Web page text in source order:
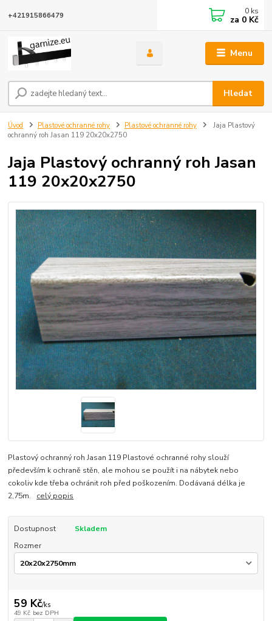
Menu
Hledat
+421915866479 0 ks
za 0 Kč
Úvod Plastové ochranné rohy Plastové ochranné rohy
Jaja Plastový
ochranný roh Jasan 119 20x20x2750
Jaja Plastový ochranný roh Jasan
119 20x20x2750
Plastový ochranný roh Jasan 119 Plastové ochranné rohy slouží
především k ochraně stěn, ale mohou se použít i na nábytek nebo
cokoliv kde třeba ochránit roh před poškozením. Dodávaná délka je
2,75m. celý popis
Dostupnost
Skladem
Rozmer
59 Kč/ks
49 Kč bez DPH